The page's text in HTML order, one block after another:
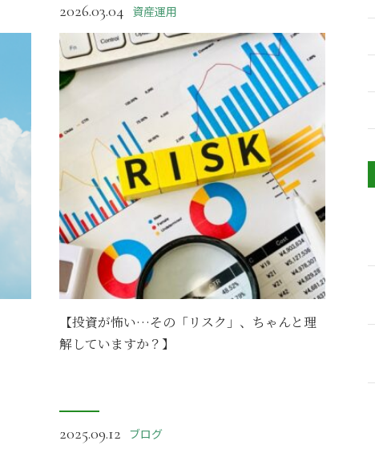
2026.03.04 資産運用
【投資が怖い…その「リスク」、ちゃんと理
解していますか？】
2025.09.12 ブログ